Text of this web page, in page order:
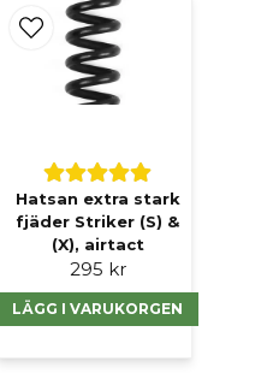
Hatsan extra stark
fjäder Striker (S) &
(X), airtact
295 kr
LÄGG I VARUKORGEN